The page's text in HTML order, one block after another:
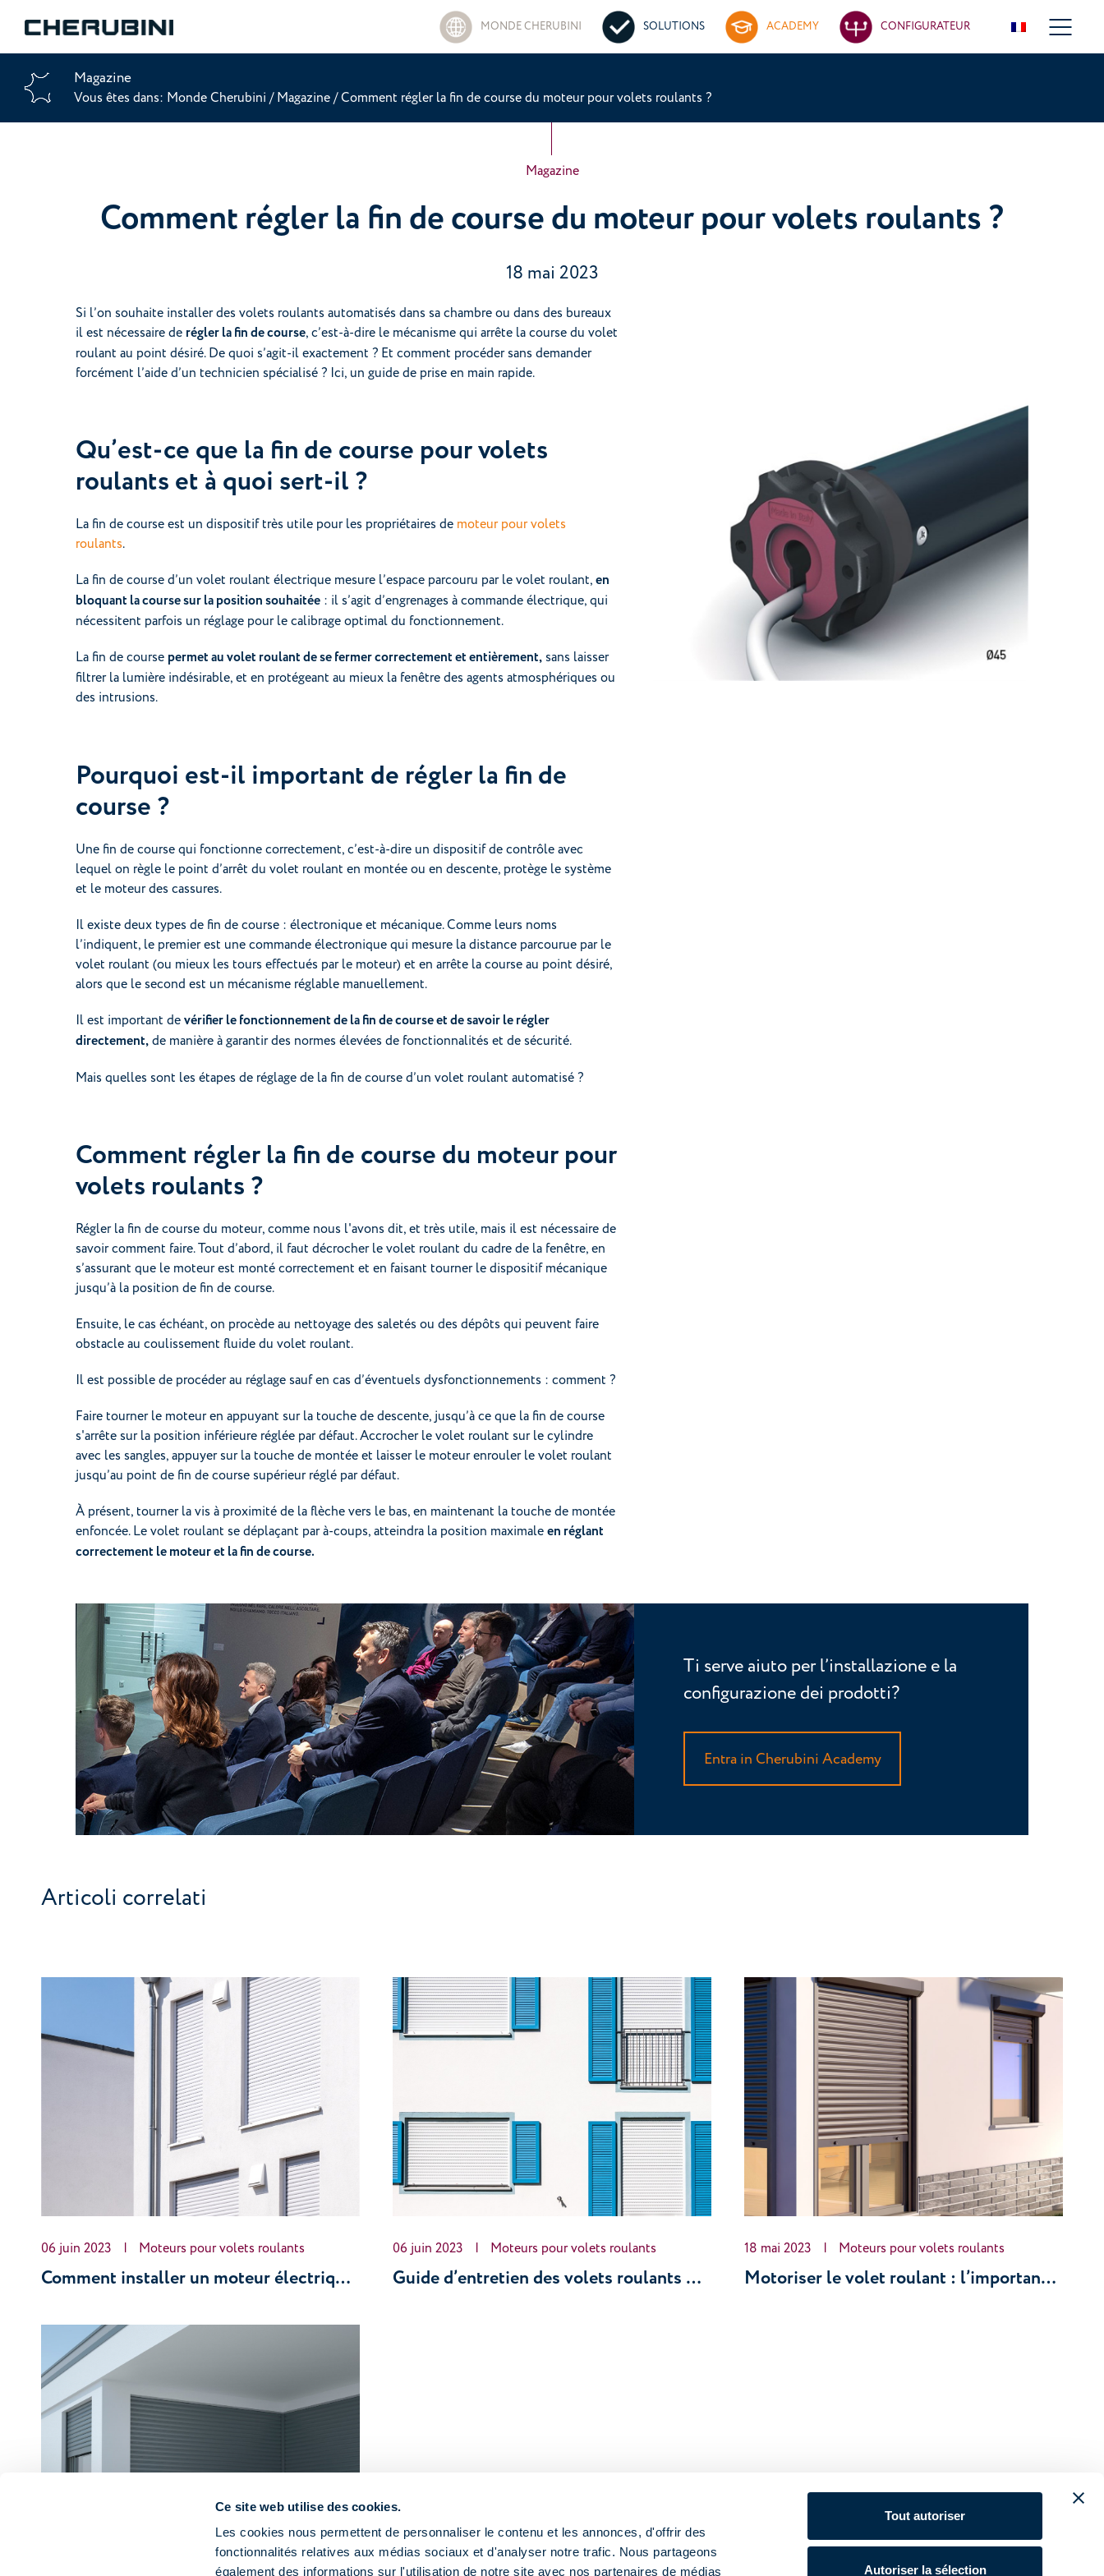
Ce site web utilise des cookies.
Les cookies nous permettent de personnaliser le contenu et les annonces, d'offrir des
fonctionnalités relatives aux médias sociaux et d'analyser notre trafic. Nous partageons
également des informations sur l'utilisation de notre site avec nos partenaires de médias
Tout autoriser
Autoriser la sélection
MONDE CHERUBINI SOLUTIONS ACADEMY CONFIGURATEUR
Magazine
Vous êtes dans: Monde Cherubini / Magazine/Comment régler la fin de course du moteur pour volets roulants ?
Magazine
Comment régler la fin de course du moteur pour volets roulants ?
18 mai 2023
Si l’on souhaite installer des volets roulants automatisés dans sa chambre ou dans des bureaux
il est nécessaire de régler la fin de course, c’est-à-dire le mécanisme qui arrête la course du volet
roulant au point désiré. De quoi s’agit-il exactement ? Et comment procéder sans demander
forcément l’aide d’un technicien spécialisé ? Ici, un guide de prise en main rapide.
Qu’est-ce que la fin de course pour volets
roulants et à quoi sert-il ?
La fin de course est un dispositif très utile pour les propriétaires de moteur pour volets
roulants.
La fin de course d’un volet roulant électrique mesure l’espace parcouru par le volet roulant,en
bloquant la course sur la position souhaitée : il s’agit d’engrenages à commande électrique, qui
nécessitent parfois un réglage pour le calibrage optimal du fonctionnement.
La fin de course permet au volet roulant de se fermer correctement et entièrement, sans laisser
filtrer la lumière indésirable, et en protégeant au mieux la fenêtre des agents atmosphériques ou
des intrusions.
Pourquoi est-il important de régler la fin de
course ?
Une fin de course qui fonctionne correctement, c’est-à-dire un dispositif de contrôle avec
lequel on règle le point d’arrêt du volet roulant en montée ou en descente, protège le système
et le moteur des cassures.
Il existe deux types de fin de course : électronique et mécanique. Comme leurs noms
l’indiquent, le premier est une commande électronique qui mesure la distance parcourue par le
volet roulant (ou mieux les tours effectués par le moteur) et en arrête la course au point désiré,
alors que le second est un mécanisme réglable manuellement.
Il est important devérifier le fonctionnement de la fin de course et de savoir le régler
directement,de manière à garantir des normes élevées de fonctionnalités et de sécurité.
Mais quelles sont les étapes de réglage de la fin de course d’un volet roulant automatisé ?
Comment régler la fin de course du moteur pour
volets roulants ?
Régler la fin de course du moteur, comme nous l'avons dit, et très utile, mais il est nécessaire de
savoir comment faire. Tout d’abord, il faut décrocher le volet roulant du cadre de la fenêtre, en
s’assurant que le moteur est monté correctement et en faisant tourner le dispositif mécanique
jusqu’à la position de fin de course.
Ensuite, le cas échéant, on procède au nettoyage des saletés ou des dépôts qui peuvent faire
obstacle au coulissement fluide du volet roulant.
Il est possible de procéder au réglage sauf en cas d’éventuels dysfonctionnements : comment ?
Faire tourner le moteur en appuyant sur la touche de descente, jusqu’à ce que la fin de course
s'arrête sur la position inférieure réglée par défaut. Accrocher le volet roulant sur le cylindre
avec les sangles, appuyer sur la touche de montée et laisser le moteur enrouler le volet roulant
jusqu’au point de fin de course supérieur réglé par défaut.
À présent, tourner la vis à proximité de la flèche vers le bas, en maintenant la touche de montée
enfoncée. Le volet roulant se déplaçant par à-coups, atteindra la position maximaleen réglant
correctement le moteur et la fin de course.
Ti serve aiuto per l’installazione e la
configurazione dei prodotti?
Entra in Cherubini Academy
Articoli correlati
06 juin 2023 | Moteurs pour volets roulants
Comment installer un moteur électrique pour des volets roulants ?
06 juin 2023 | Moteurs pour volets roulants
Guide d’entretien des volets roulants motorisés
18 mai 2023 | Moteurs pour volets roulants
Motoriser le volet roulant : l’importance du poids et comment le calculer